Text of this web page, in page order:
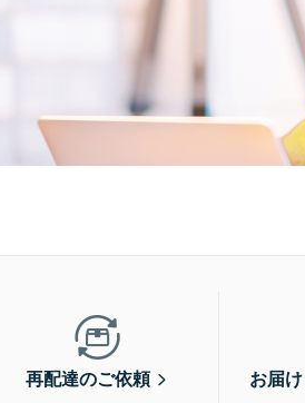
再配達のご依頼 お届